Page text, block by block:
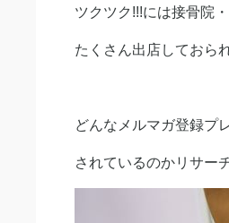
ツクツク!!!には接骨院
たくさん出店しておら
どんなメルマガ登録プ
されているのかリサー